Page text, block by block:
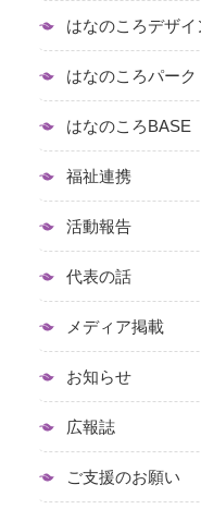
はなのころデザイ
はなのころパーク
はなのころBASE
福祉連携
活動報告
代表の話
メディア掲載
お知らせ
広報誌
ご支援のお願い